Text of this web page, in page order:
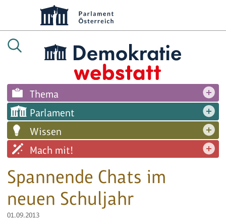
Thema
Parlament
Wissen
Mach mit!
Spannende Chats im
neuen Schuljahr
01.09.2013